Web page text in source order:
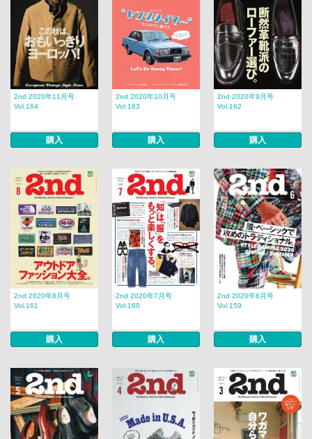
2nd 2020年11月号
Vol.164
購入
2nd 2020年10月号
Vol.163
購入
2nd 2020年9月号
Vol.162
購入
2nd 2020年8月号
Vol.161
購入
2nd 2020年7月号
Vol.160
購入
2nd 2020年6月号
Vol.159
購入